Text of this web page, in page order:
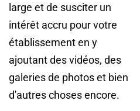
large et de susciter un
intérêt accru pour votre
établissement en y
ajoutant des vidéos, des
galeries de photos et bien
d'autres choses encore.